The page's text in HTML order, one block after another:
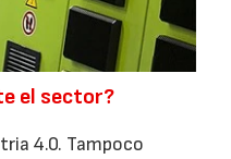
el sector?
4.0. Tampoco